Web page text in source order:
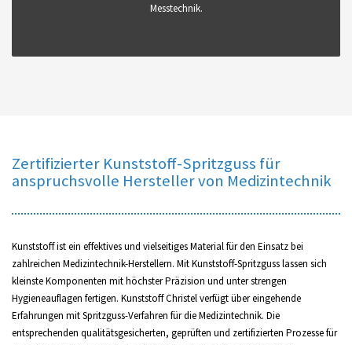
Messtechnik.
Zertifizierter Kunststoff-Spritzguss für
anspruchsvolle Hersteller von Medizintechnik
Kunststoff ist ein effektives und vielseitiges Material für den Einsatz bei
zahlreichen Medizintechnik-Herstellern. Mit Kunststoff-Spritzguss lassen sich
kleinste Komponenten mit höchster Präzision und unter strengen
Hygieneauflagen fertigen. Kunststoff Christel verfügt über eingehende
Erfahrungen mit Spritzguss-Verfahren für die Medizintechnik. Die
entsprechenden qualitätsgesicherten, geprüften und zertifizierten Prozesse für